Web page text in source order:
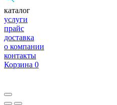
каталог
услуги
прайс
доставка
о компании
контакты
Корзина 0